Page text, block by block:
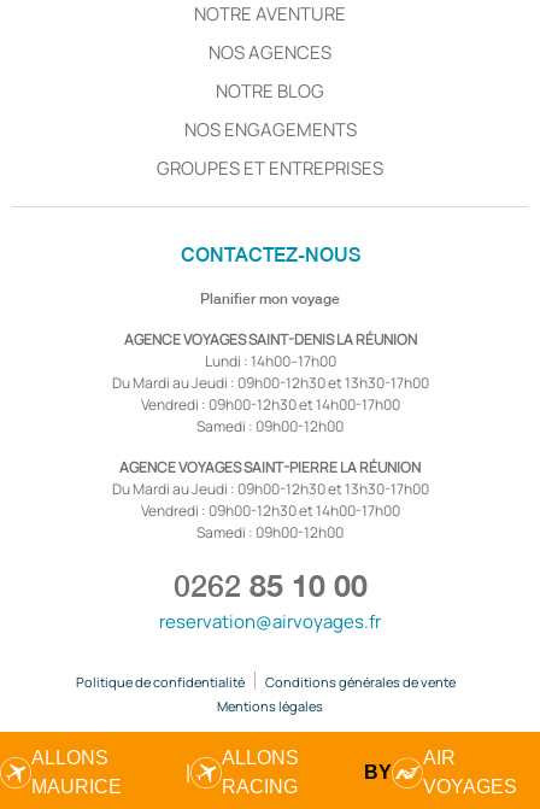
NOTRE AVENTURE
NOS AGENCES
NOTRE BLOG
NOS ENGAGEMENTS
GROUPES ET ENTREPRISES
CONTACTEZ-NOUS
Planifier mon voyage
AGENCE VOYAGES SAINT-DENIS LA RÉUNION
Lundi : 14h00–17h00
Du Mardi au Jeudi : 09h00-12h30 et 13h30-17h00
Vendredi : 09h00-12h30 et 14h00-17h00
Samedi : 09h00-12h00
AGENCE VOYAGES SAINT-PIERRE LA RÉUNION
Du Mardi au Jeudi : 09h00-12h30 et 13h30-17h00
Vendredi : 09h00-12h30 et 14h00-17h00
Samedi : 09h00-12h00
0262 85 10 00
reservation@airvoyages.fr
Politique de confidentialité
Conditions générales de vente
Mentions légales
ALLONS
MAURICE
|
ALLONS
RACING
BY
AIR
VOYAGES